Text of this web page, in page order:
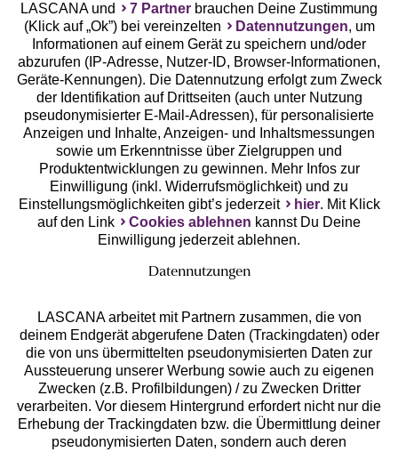
Geprüfte Sicherheit
Unsere Apps
Services
Beratung
LASCANA und 7 Partner brauchen Deine Zustimmung
(Klick auf „Ok”) bei vereinzelten
Datennutzungen, um
Informationen auf einem Gerät zu speichern und/oder
abzurufen (IP-Adresse, Nutzer-ID, Browser-Informationen,
Geräte-Kennungen). Die Datennutzung erfolgt zum Zweck
der Identifikation auf Drittseiten (auch unter Nutzung
pseudonymisierter E-Mail-Adressen), für personalisierte
Anzeigen und Inhalte, Anzeigen- und Inhaltsmessungen
sowie um Erkenntnisse über Zielgruppen und
Produktentwicklungen zu gewinnen. Mehr Infos zur
Einwilligung (inkl. Widerrufsmöglichkeit) und zu
Einstellungsmöglichkeiten gibt’s jederzeit
hier. Mit Klick
auf den Link
Cookies ablehnen kannst Du Deine
Einwilligung jederzeit ablehnen.
Datennutzungen
LASCANA arbeitet mit Partnern zusammen, die von
deinem Endgerät abgerufene Daten (Trackingdaten) oder
die von uns übermittelten pseudonymisierten Daten zur
Aussteuerung unserer Werbung sowie auch zu eigenen
Zwecken (z.B. Profilbildungen) / zu Zwecken Dritter
verarbeiten. Vor diesem Hintergrund erfordert nicht nur die
Erhebung der Trackingdaten bzw. die Übermittlung deiner
pseudonymisierten Daten, sondern auch deren